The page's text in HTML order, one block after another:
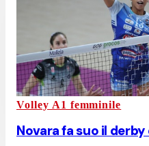
Volley A1 femminile
Novara fa suo il